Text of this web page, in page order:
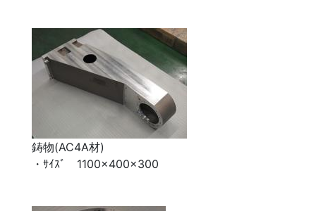
鋳物(AC4A材)
・ｻｲｽﾞ 1100×400×300